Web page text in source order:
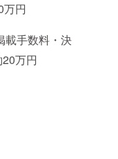
万円
載手数料・決
万円